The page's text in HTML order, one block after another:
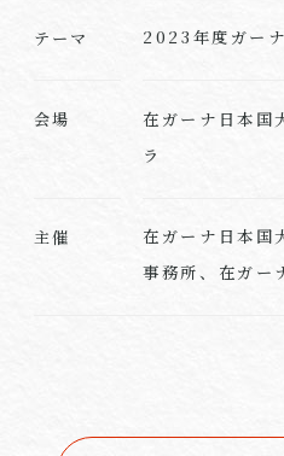
テーマ 2023年度ガー
会場
在ガーナ日本
ラ
主催
在ガーナ日本国
事務所、在ガー